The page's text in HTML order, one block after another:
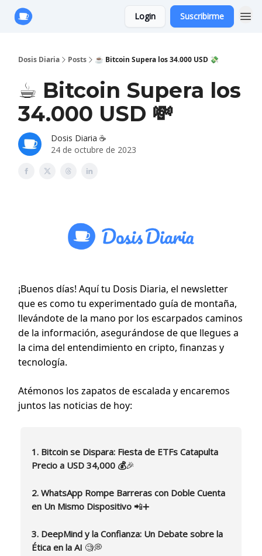
Login Suscribirme
Dosis Diaria Posts ☕️ Bitcoin Supera los 34.000 USD 💸
☕️ Bitcoin Supera los
34.000 USD 💸
Dosis Diaria ☕️
24 de octubre de 2023
¡Buenos días! Aquí tu Dosis Diaria, el newsletter
que es como tu experimentado guía de montaña,
llevándote de la mano por los escarpados caminos
de la información, asegurándose de que llegues a
la cima del entendimiento en cripto, finanzas y
tecnología.
Atémonos los zapatos de escalada y encaremos
juntos las noticias de hoy:
1. Bitcoin se Dispara: Fiesta de ETFs Catapulta
Precio a USD 34,000 💰🎉
2. WhatsApp Rompe Barreras con Doble Cuenta
en Un Mismo Dispositivo 📲➕
3. DeepMind y la Confianza: Un Debate sobre la
Ética en la AI 🧐💭